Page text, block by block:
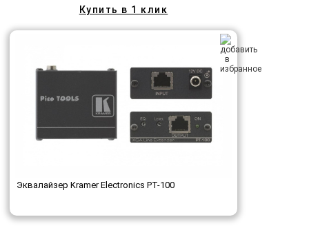
Купить в 1 клик
Эквалайзер Kramer Electronics PT-100